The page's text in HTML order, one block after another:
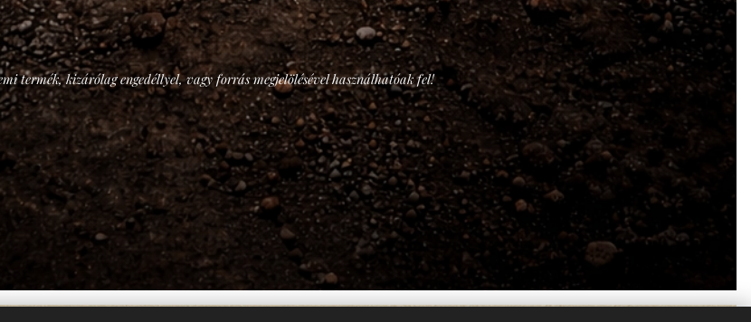
termék, kizárólag engedéllyel, vagy forrás megjelölésével használhatóak fel!